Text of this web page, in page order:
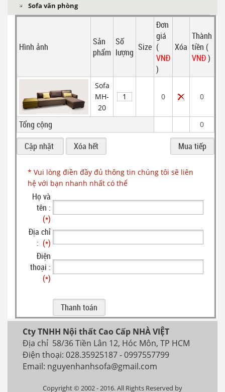
Sofa văn phòng
Hình ảnh
Sản
phẩm
Số
lượng Size
Đơn
giá
(
VNĐ
)
Xóa
Thành
tiền (
VNĐ)
Sofa
MH-
20
0 0
Tổng cộng 0
* Vui lòng điền đầy đủ thông tin chúng tôi sẽ liên
hệ với bạn nhanh nhất có thể
Họ và
tên :
(*)
Địa chỉ
: (*)
Điện
thoại :
(*)
Cty TNHH Nội thất Cao Cấp NHÀ VIỆT
Địa chỉ 58/36 Tiền Lân 12, Hóc Môn, TP HCM
Điện thoại: 028.35925187 - 0997557799
Email: nguyenhanhsofa@gmail.com
Copyright © 2002 - 2016. All Rights Reserved by